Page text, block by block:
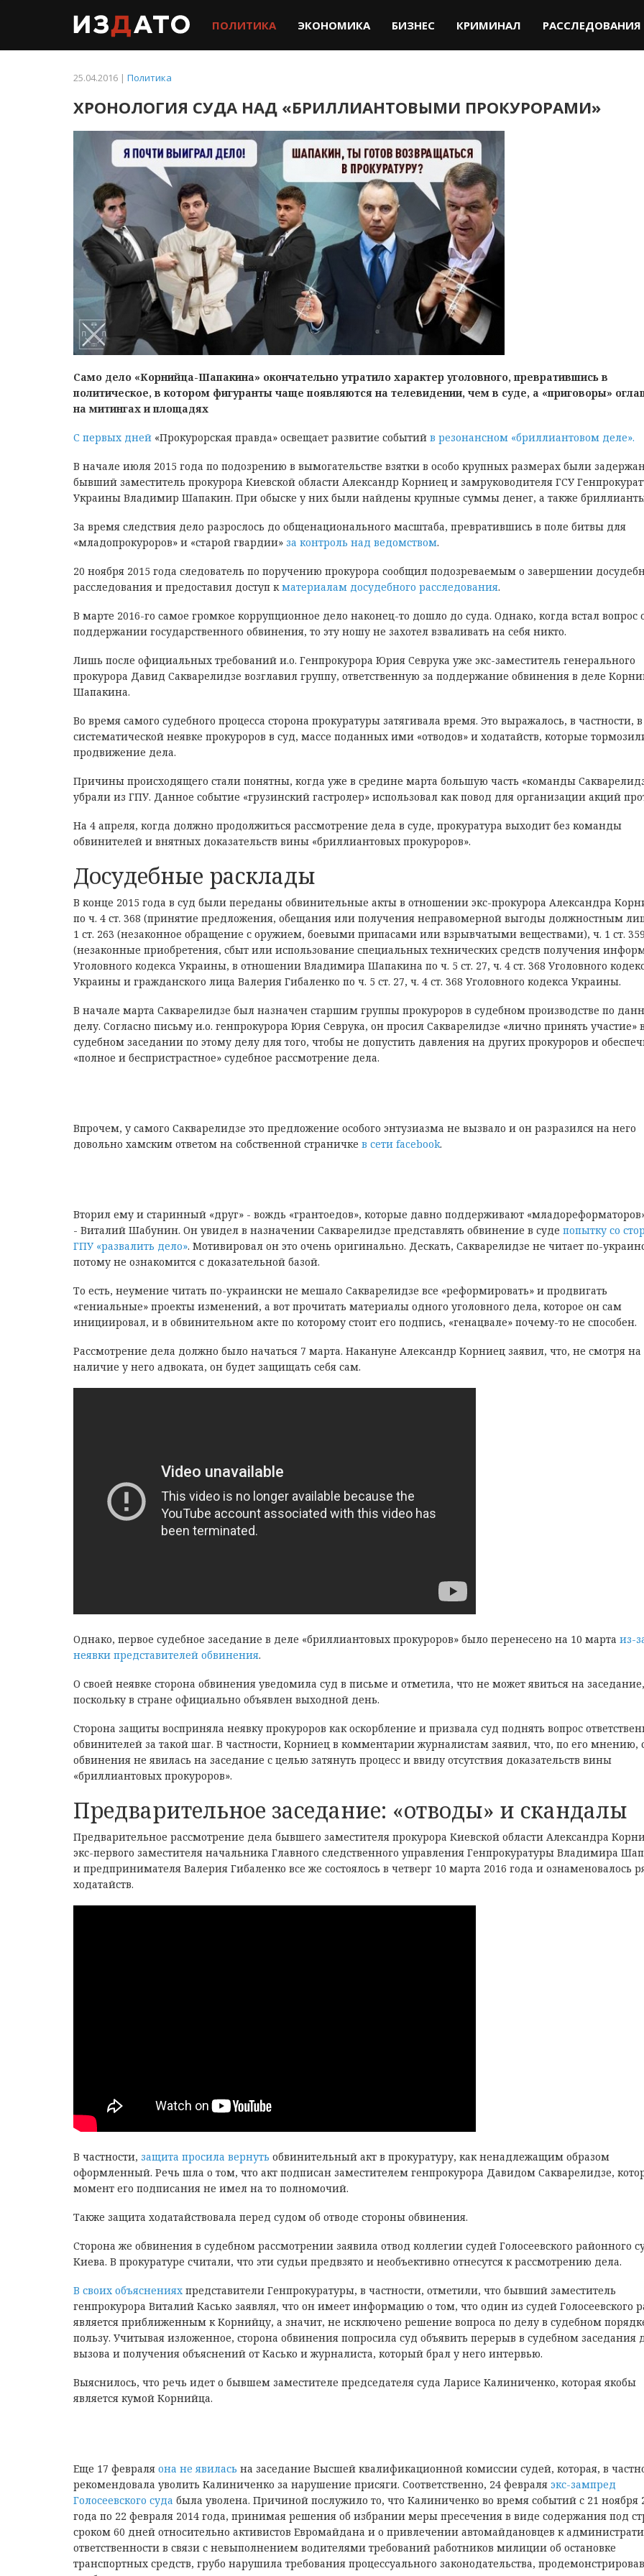
ПОЛИТИКА ЭКОНОМИКА БИЗНЕС КРИМИНАЛ РАССЛЕДОВАНИЯ
25.04.2016 | Политика
ХРОНОЛОГИЯ СУДА НАД «БРИЛЛИАНТОВЫМИ ПРОКУРОРАМИ»
Само дело «Корнийца-Шапакина» окончательно утратило характер уголовного, превратившись в
политическое, в котором фигуранты чаще появляются на телевидении, чем в суде, а «приговоры»
на митингах и площадях
С первых дней «Прокурорская правда» освещает развитие событий в резонансном «бриллиантовом деле».
В начале июля 2015 года по подозрению в вымогательстве взятки в особо крупных размерах были
бывший заместитель прокурора Киевской области Александр Корниец и замруководителя ГСУ
Украины Владимир Шапакин. При обыске у них были найдены крупные суммы денег, а также
За время следствия дело разрослось до общенационального масштаба, превратившись в поле битвы для
«младопрокуроров» и «старой гвардии» за контроль над ведомством.
20 ноября 2015 года следователь по поручению прокурора сообщил подозреваемым о завершении
расследования и предоставил доступ кматериалам досудебного расследования.
В марте 2016-го самое громкое коррупционное дело наконец-то дошло до суда. Однако, когда встал вопрос
поддержании государственного обвинения, то эту ношу не захотел взваливать на себя никто.
Лишь после официальных требований и.о. Генпрокурора Юрия Севрука уже экс-заместитель генерального
прокурора Давид Сакварелидзе возглавил группу, ответственную за поддержание обвинения в деле
Шапакина.
Во время самого судебного процесса сторона прокуратуры затягивала время. Это выражалось, в частности, в
систематической неявке прокуроров в суд, массе поданных ими «отводов» и ходатайств, которые
продвижение дела.
Причины происходящего стали понятны, когда уже в средине марта большую часть «команды
убрали из ГПУ. Данное событие «грузинский гастролер» использовал как повод для организации акций
На 4 апреля, когда должно продолжиться рассмотрение дела в суде, прокуратура выходит без команды
обвинителей и внятных доказательств вины «бриллиантовых прокуроров».
Досудебные расклады
В конце 2015 года в суд были переданы обвинительные акты в отношении экс-прокурора Александра
по ч. 4 ст. 368 (принятие предложения, обещания или получения неправомерной выгоды должностным
1 ст. 263 (незаконное обращение с оружием, боевыми припасами или взрывчатыми веществами), ч. 1 ст. 359
(незаконные приобретения, сбыт или использование специальных технических средств получения
Уголовного кодекса Украины, в отношении Владимира Шапакина по ч. 5 ст. 27, ч. 4 ст. 368 Уголовного
Украины и гражданского лица Валерия Гибаленко по ч. 5 ст. 27, ч. 4 ст. 368 Уголовного кодекса Украины.
В начале марта Сакварелидзе был назначен старшим группы прокуроров в судебном производстве по
делу. Согласно письму и.о. генпрокурора Юрия Севрука, он просил Сакварелидзе «лично принять участие» в
судебном заседании по этому делу для того, чтобы не допустить давления на других прокуроров и
«полное и беспристрастное» судебное рассмотрение дела.
Впрочем, у самого Сакварелидзе это предложение особого энтузиазма не вызвало и он разразился на него
довольно хамским ответом на собственной страничке в сети facebook.
Вторил ему и старинный «друг» - вождь «грантоедов», которые давно поддерживают
- Виталий Шабунин. Он увидел в назначении Сакварелидзе представлять обвинение в суде попытку со
ГПУ «развалить дело». Мотивировал он это очень оригинально. Дескать, Сакварелидзе не читает по-
потому не ознакомится с доказательной базой.
То есть, неумение читать по-украински не мешало Сакварелидзе все «реформировать» и продвигать
«гениальные» проекты изменений, а вот прочитать материалы одного уголовного дела, которое он сам
инициировал, и в обвинительном акте по которому стоит его подпись, «генацвале» почему-то не способен.
Рассмотрение дела должно было начаться 7 марта. Накануне Александр Корниец заявил, что, не смотря на
наличие у него адвоката, он будет защищать себя сам.
Однако, первое судебное заседание в деле «бриллиантовых прокуроров» было перенесено на 10 марта из-
неявки представителей обвинения.
О своей неявке сторона обвинения уведомила суд в письме и отметила, что не может явиться на заседание,
поскольку в стране официально объявлен выходной день.
Сторона защиты восприняла неявку прокуроров как оскорбление и призвала суд поднять вопрос
обвинителей за такой шаг. В частности, Корниец в комментарии журналистам заявил, что, по его мнению,
обвинения не явилась на заседание с целью затянуть процесс и ввиду отсутствия доказательств вины
«бриллиантовых прокуроров».
Предварительное заседание: «отводы» и скандалы
Предварительное рассмотрение дела бывшего заместителя прокурора Киевской области Александра
экс-первого заместителя начальника Главного следственного управления Генпрокуратуры Владимира
и предпринимателя Валерия Гибаленко все же состоялось в четверг 10 марта 2016 года и ознаменовалось
ходатайств.
В частности, защита просила вернуть обвинительный акт в прокуратуру, как ненадлежащим образом
оформленный. Речь шла о том, что акт подписан заместителем генпрокурора Давидом Сакварелидзе,
момент его подписания не имел на то полномочий.
Также защита ходатайствовала перед судом об отводе стороны обвинения.
Сторона же обвинения в судебном рассмотрении заявила отвод коллегии судей Голосеевского районного
Киева. В прокуратуре считали, что эти судьи предвзято и необъективно отнесутся к рассмотрению дела.
В своих объяснениях представители Генпрокуратуры, в частности, отметили, что бывший заместитель
генпрокурора Виталий Касько заявлял, что он имеет информацию о том, что один из судей Голосеевского
является приближенным к Корнийцу, а значит, не исключено решение вопроса по делу в судебном
пользу. Учитывая изложенное, сторона обвинения попросила суд объявить перерыв в судебном заседания
вызова и получения объяснений от Касько и журналиста, который брал у него интервью.
Выяснилось, что речь идет о бывшем заместителе председателя суда Ларисе Калиниченко, которая якобы
является кумой Корнийца.
Еще 17 февраля она не явилась на заседание Высшей квалификационной комиссии судей, которая, в
рекомендовала уволить Калиниченко за нарушение присяги. Соответственно, 24 февраля экс-зампред
Голосеевского суда была уволена. Причиной послужило то, что Калиниченко во время событий с 21 ноября
года по 22 февраля 2014 года, принимая решения об избрании меры пресечения в виде содержания под
сроком 60 дней относительно активистов Евромайдана и о привлечении автомайдановцев к
ответственности в связи с невыполнением водителями требований работников милиции об остановке
транспортных средств, грубо нарушила требования процессуального законодательства, продемонстрировав